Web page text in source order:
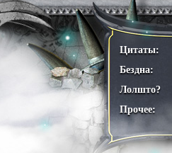
Цитаты:
Бездна:
Лолшто?
Прочее: